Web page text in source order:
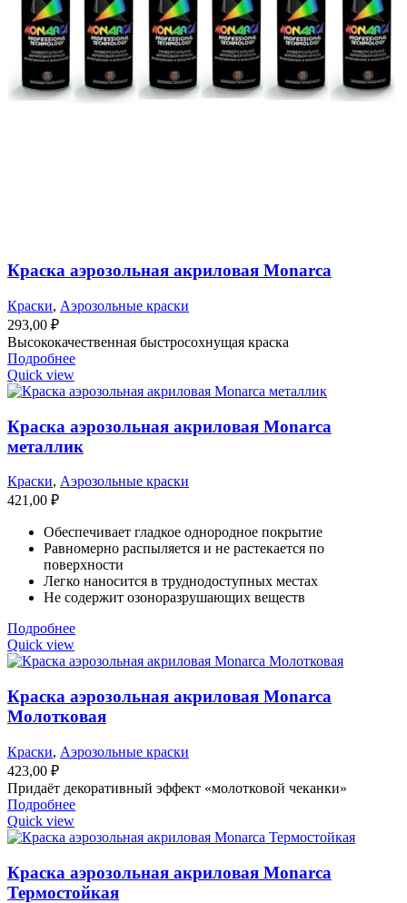
Краска аэрозольная акриловая Monarca
Краски, Аэрозольные краски
293,00 ₽
Высококачественная быстросохнущая краска
Подробнее
Quick view
Краска аэрозольная акриловая Monarca
металлик
Краски, Аэрозольные краски
421,00 ₽
Обеспечивает гладкое однородное покрытие
Равномерно распыляется и не растекается по
поверхности
Легко наносится в труднодоступных местах
Не содержит озоноразрушающих веществ
Подробнее
Quick view
Краска аэрозольная акриловая Monarca
Молотковая
Краски, Аэрозольные краски
423,00 ₽
Придаёт декоративный эффект «молотковой чеканки»
Подробнее
Quick view
Краска аэрозольная акриловая Monarca
Термостойкая